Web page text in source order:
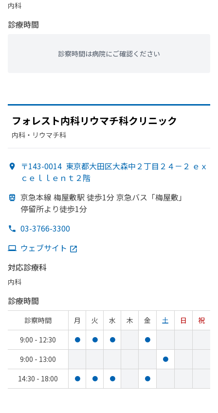
内科
診療時間
診察時間は病院にご確認ください
フォレスト内科リウマチ科クリニック
内科・​リウマチ科
〒143-0014 東京都大田区大森中２丁目２４－２ ｅｘ
ｃｅｌｌｅｎｔ２階
京急本線 梅屋敷駅 徒歩1分 京急バス「梅屋敷」
停留所より徒歩1分
03-3766-3300
ウェブサイト
対応診療科
内科
診療時間
診察時間 月 火 水 木 金 土 日
祝
9:00 - 12:30
● ● ● ●
9:00 - 13:00 ●
14:30 - 18:00 ● ● ● ●